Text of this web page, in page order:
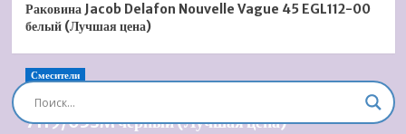
Раковина Jacob Delafon Nouvelle Vague 45 EGL112-00
белый (Лучшая цена)
Смесители
Душевая система встроенная Timo Briana SX-
7119/03SM черный (Лучшая цена)